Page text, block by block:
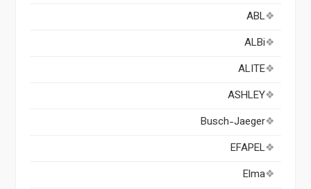
ABL
ALBi
ALITE
ASHLEY
Busch-Jaeger
EFAPEL
Elma